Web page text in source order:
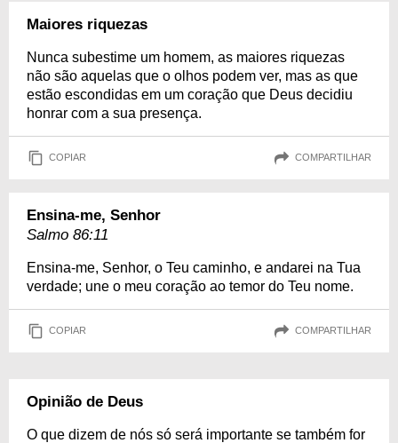
Maiores riquezas
Nunca subestime um homem, as maiores riquezas
não são aquelas que o olhos podem ver, mas as que
estão escondidas em um coração que Deus decidiu
honrar com a sua presença.
COPIAR COMPARTILHAR
Ensina-me, Senhor
Salmo 86:11
Ensina-me, Senhor, o Teu caminho, e andarei na Tua
verdade; une o meu coração ao temor do Teu nome.
COPIAR COMPARTILHAR
Opinião de Deus
O que dizem de nós só será importante se também for